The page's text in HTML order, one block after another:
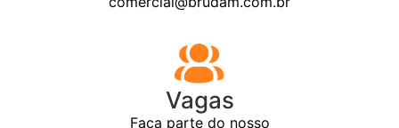
Vagas
Faça parte do nosso